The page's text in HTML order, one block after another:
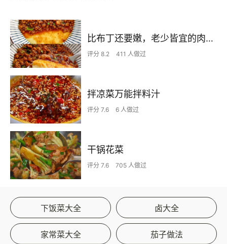
比布丁还要嫩，老少皆宜的肉沫蒸蛋
评分 8.2 411 人做过
拌凉菜万能拌料汁
评分 7.6 6 人做过
干锅花菜
评分 7.6 705 人做过
下饭菜大全 卤大全
家常菜大全 茄子做法